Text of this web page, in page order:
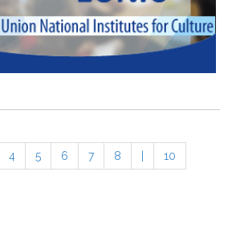
4 5 6 7 8 10